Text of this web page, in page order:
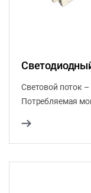
Световой поток
Потребляемая